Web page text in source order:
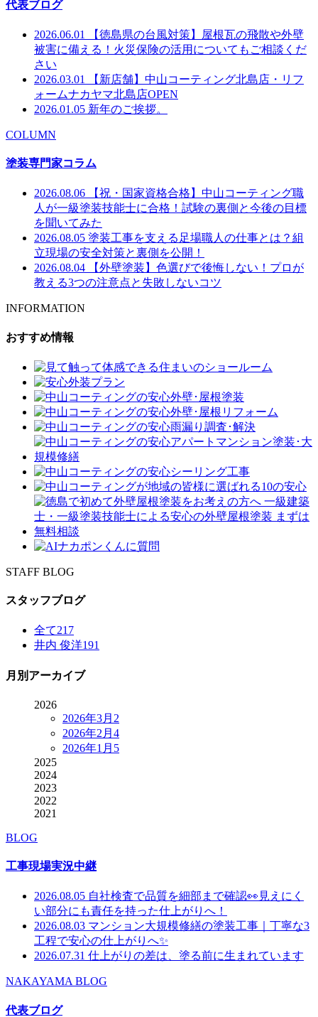
代表ブログ
2026.06.01
【徳島県の台風対策】屋根瓦の飛散や外壁
被害に備える！火災保険の活用についてもご相談くだ
さい
2026.03.01
【新店舗】中山コーティング北島店・リフ
ォームナカヤマ北島店OPEN
2026.01.05 新年のご挨拶。
COLUMN
塗装専門家コラム
2026.08.06
【祝・国家資格合格】中山コーティング職
人が一級塗装技能士に合格！試験の裏側と今後の目標
を聞いてみた
2026.08.05 塗装工事を支える足場職人の仕事とは？組
立現場の安全対策と裏側を公開！
2026.08.04
【外壁塗装】色選びで後悔しない！プロが
教える3つの注意点と失敗しないコツ
INFORMATION
おすすめ情報
STAFF BLOG
スタッフブログ
全て217
井内 俊洋191
月別アーカイブ
2026
2026年3月 2
2026年2月 4
2026年1月 5
2025
2024
2023
2022
2021
BLOG
工事現場実況中継
2026.08.05 自社検査で品質を細部まで確認👀見えにく
い部分にも責任を持った仕上がりへ！
2026.08.03 マンション大規模修繕の塗装工事｜丁寧な3
工程で安心の仕上がりへ✨
2026.07.31 仕上がりの差は、塗る前に生まれています
NAKAYAMA BLOG
代表ブログ